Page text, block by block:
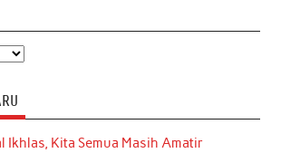
Ikhlas, Kita Semua Masih Amatir